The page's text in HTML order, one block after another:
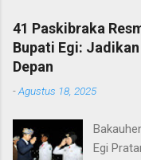
41 Paskibraka
Bupati Egi:
Depan
-Agustus 18, 2025
Egi